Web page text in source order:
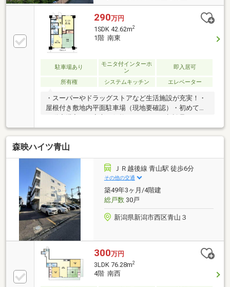
290万円
1SDK 42.62m2
1階 南東
駐車場あり
モニタ付インターホ
ン
即入居可
所有権 システムキッチン エレベーター
・スーパーやドラッグストアなど生活施設が充実！・
屋根付き敷地内平面駐車場（現地要確認）・初めての
不動産購入にも安心の価格・リフォーム相談承りま
す！※駐車場の空き状況は管理人・管理会社へ要確認※
固都税：約５．７万円※号室表記は１０４になってお
りますが、所在階は２階になります。（登記簿上も建
物名称は１０４）エレベーター又は階段で物件まで移
動が必要になります。
森映ハイツ青山
ＪＲ越後線 青山駅 徒歩6分
その他の交通
築49年3ヶ月/4階建
総戸数30戸
新潟県新潟市西区青山３
300万円
3LDK 76.28m2
4階 南西